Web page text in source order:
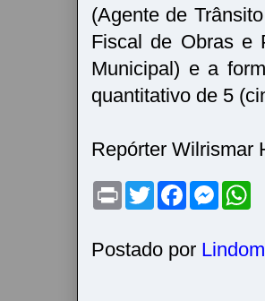
(Agente de
Fiscal de Obras e
Municipal) e a
quantitativo de 5
Repórter Wilrismar
P
t
T
w
t
e
F
a
b
o
M
e
e
n
s
A
Postado por